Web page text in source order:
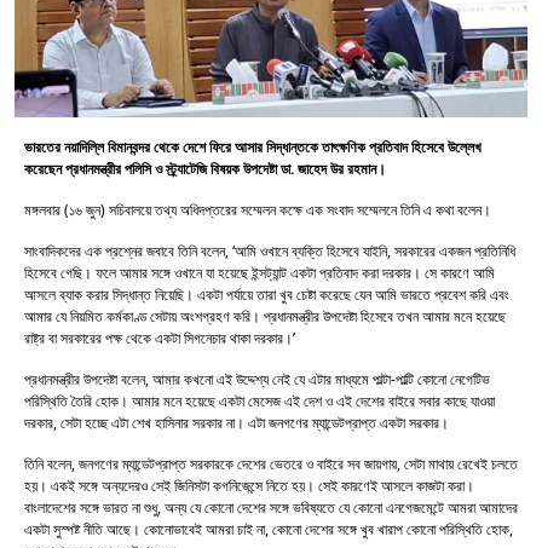
ভারতের নয়াদিল্লি বিমানবন্দর থেকে দেশে ফিরে আসার সিদ্ধান্তকে তাৎক্ষণিক প্রতিবাদ হিসেবে উল্লেখ
করেছেন প্রধানমন্ত্রীর পলিসি ও স্ট্র্যাটেজি বিষয়ক উপদেষ্টা ডা. জাহেদ উর রহমান।
মঙ্গলবার (১৬ জুন) সচিবালয়ে তথ্য অধিদপ্তরের সম্মেলন কক্ষে এক সংবাদ সম্মেলনে তিনি এ কথা বলেন।
সাংবাদিকদের এক প্রশ্নের জবাবে তিনি বলেন, ‘আমি ওখানে ব্যক্তি হিসেবে যাইনি, সরকারের একজন প্রতিনিধি
হিসেবে গেছি। ফলে আমার সঙ্গে ওখানে যা হয়েছে ইন্সট্যান্ট একটা প্রতিবাদ করা দরকার। সে কারণে আমি
আসলে ব্যাক করার সিদ্ধান্ত নিয়েছি। একটা পর্যায়ে তারা খুব চেষ্টা করেছে যেন আমি ভারতে প্রবেশ করি এবং
আমার যে নিয়মিত কর্মকাণ্ড সেটায় অংশগ্রহণ করি। প্রধানমন্ত্রীর উপদেষ্টা হিসেবে তখন আমার মনে হয়েছে
রাষ্ট্র বা সরকারের পক্ষ থেকে একটা সিগনেচার থাকা দরকার।’
প্রধানমন্ত্রীর উপদেষ্টা বলেন, আমার কখনো এই উদ্দেশ্য নেই যে এটার মাধ্যমে পাল্টা-পাল্টি কোনো নেগেটিভ
পরিস্থিতি তৈরি হোক। আমার মনে হয়েছে একটা মেসেজ এই দেশ ও এই দেশের বাইরে সবার কাছে যাওয়া
দরকার, সেটা হচ্ছে এটা শেখ হাসিনার সরকার না। এটা জনগণের ম্যান্ডেটপ্রাপ্ত একটা সরকার।
তিনি বলেন, জনগণের ম্যান্ডেটপ্রাপ্ত সরকারকে দেশের ভেতরে ও বাইরে সব জায়গায়, সেটা মাথায় রেখেই চলতে
হয়। একই সঙ্গে অন্যদেরও সেই জিনিসটা কগনিজেন্সে নিতে হয়। সেই কারণেই আসলে কাজটা করা।
বাংলাদেশের সঙ্গে ভারত না শুধু, অন্য যে কোনো দেশের সঙ্গে ভবিষ্যতে যে কোনো এনগেজমেন্টে আমরা আমাদের
একটা সুস্পষ্ট নীতি আছে। কোনোভাবেই আমরা চাই না, কোনো দেশের সঙ্গে খুব খারাপ কোনো পরিস্থিতি হোক,